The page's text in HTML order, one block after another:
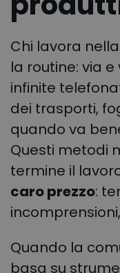
Chi lavora
la routine: via
infinite
dei trasporti,
quando va
Questi metodi
termine il
caro prezzo:
Quando la
basa su